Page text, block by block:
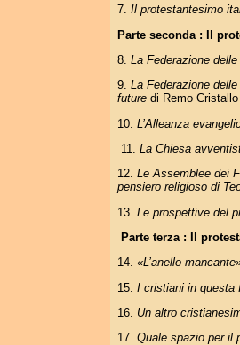
7. Il protestantesimo
Parte seconda : Il
8. La Federazione
9. La Federazione
future di Remo
10. L’Alleanza
11. La Chiesa
12. Le Assemblee dei
pensiero religioso di
13. Le prospettive del
Parte terza : Il
14. «L’anello
15. I cristiani in questa
16. Un altro
17. Quale spazio per il